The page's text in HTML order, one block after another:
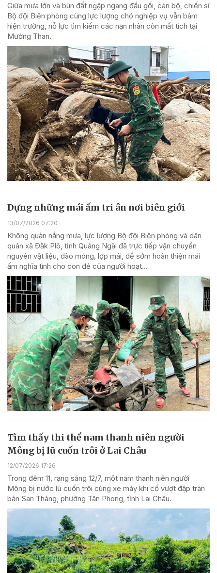
Giữa mưa lớn và bùn đất ngập ngang đầu gối, cán bộ, chiến sĩ
Bộ đội Biên phòng cùng lực lượng chó nghiệp vụ vẫn bám
hiện trường, nỗ lực tìm kiếm các nạn nhân còn mất tích tại
Mường Than.
Dựng những mái ấm tri ân nơi biên giới
13/07/2026 07:20
Không quản nắng mưa, lực lượng Bộ đội Biên phòng và dân
quân xã Đăk Plô, tỉnh Quảng Ngãi đã trực tiếp vận chuyển
nguyên vật liệu, đào móng, lợp mái, để sớm hoàn thiện mái
ấm nghĩa tình cho con đẻ của người hoạt...
Tìm thấy thi thể nam thanh niên người
Mông bị lũ cuốn trôi ở Lai Châu
12/07/2026 17:26
Trong đêm 11, rạng sáng 12/7, một nam thanh niên người
Mông bị nước lũ cuốn trôi cùng xe máy khi cố vượt đập tràn
bản San Thàng, phường Tân Phong, tỉnh Lai Châu.